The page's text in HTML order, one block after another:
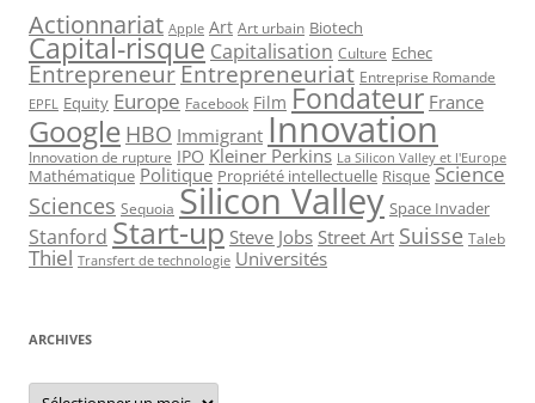
Actionnariat Apple Art Art urbain Biotech
Capital-risque Capitalisation Culture Echec
EntrepreneurEntrepreneuriat Entreprise Romande
EPFL Equity Europe Facebook Film Fondateur France
Google HBO Immigrant Innovation
Innovation de rupture IPO Kleiner Perkins La Silicon Valley et l'Europe
Mathématique Politique Propriété intellectuelle Risque Science
Sciences Sequoia Silicon Valley Space Invader
Stanford Start-up Steve Jobs Street Art Suisse Taleb
Thiel Transfert de technologie Universités
ARCHIVES
Archives